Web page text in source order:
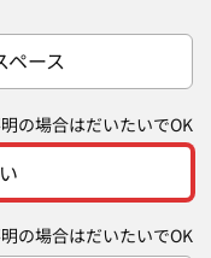
ース
の場合はだいたいでOK
の場合はだいたいでOK